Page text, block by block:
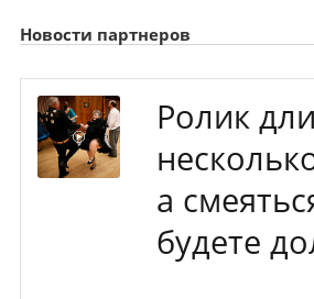
Новости партнеров
Ролик
а
будете